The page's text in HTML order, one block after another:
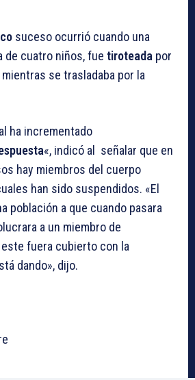
suceso ocurrió cuando una
de cuatro niños, fue tiroteada por
se trasladaba por la
ha incrementado
«, indicó al señalar que en
hay miembros del cuerpo
han sido suspendidos. «El
población a que cuando pasara
a un miembro de
este fuera cubierto con la
dando», dijo.